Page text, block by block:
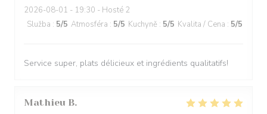
2026-08-01 - 19:30 - Hosté 2
Služba : 5/5 Atmosféra : 5/5 Kuchyně : 5/5 Kvalita / Cena : 5/5
Service super, plats délicieux et ingrédients qualitatifs!
Mathieu B